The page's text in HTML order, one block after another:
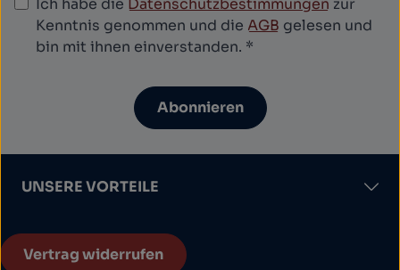
Ich habe die Datenschutzbestimmungen zur
Kenntnis genommen und die AGB gelesen und
bin mit ihnen einverstanden. *
Abonnieren
UNSERE VORTEILE
Vertrag widerrufen